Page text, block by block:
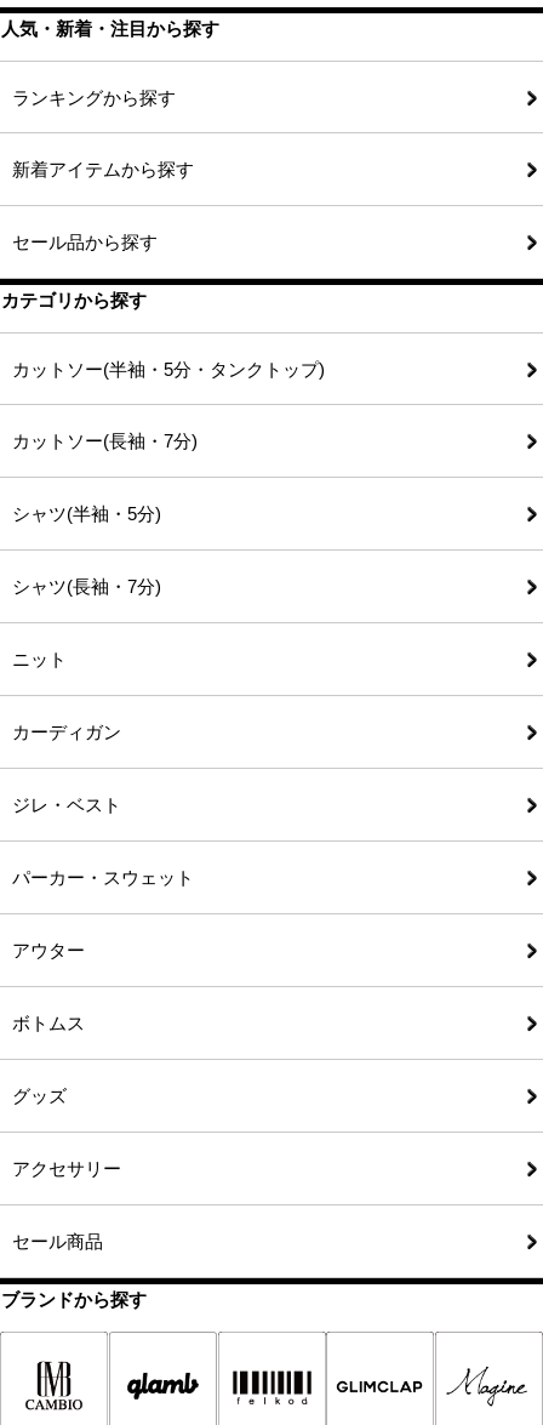
人気・新着・注目から探す
ランキングから探す
新着アイテムから探す
セール品から探す
カテゴリから探す
カットソー(半袖・5分・タンクトップ)
カットソー(長袖・7分)
シャツ(半袖・5分)
シャツ(長袖・7分)
ニット
カーディガン
ジレ・ベスト
パーカー・スウェット
アウター
ボトムス
グッズ
アクセサリー
セール商品
ブランドから探す